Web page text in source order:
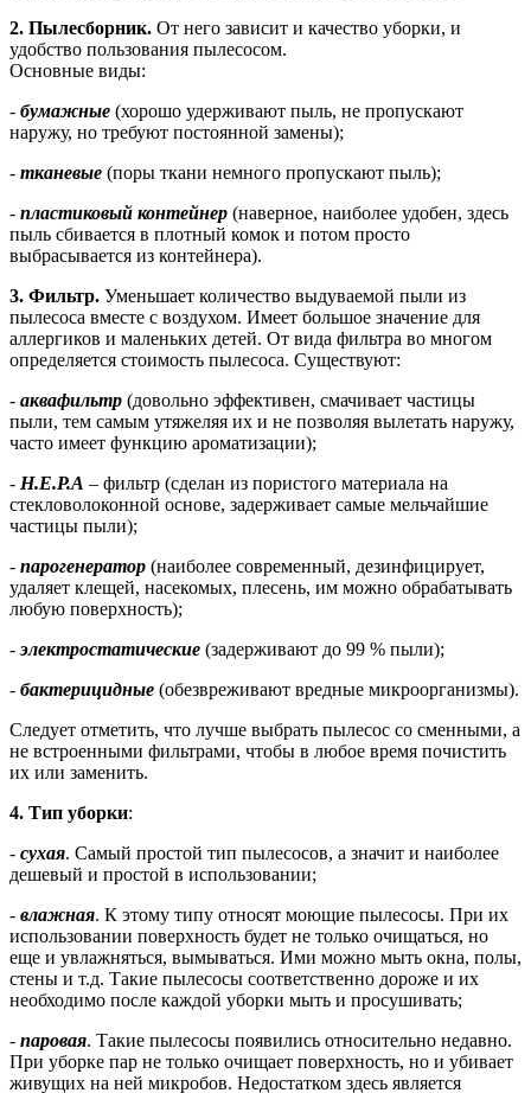
2. Пылесборник. От него зависит и качество уборки, и
удобство пользования пылесосом.
Основные виды:
- бумажные (хорошо удерживают пыль, не пропускают
наружу, но требуют постоянной замены);
- тканевые (поры ткани немного пропускают пыль);
- пластиковый контейнер (наверное, наиболее удобен, здесь
пыль сбивается в плотный комок и потом просто
выбрасывается из контейнера).
3. Фильтр. Уменьшает количество выдуваемой пыли из
пылесоса вместе с воздухом. Имеет большое значение для
аллергиков и маленьких детей. От вида фильтра во многом
определяется стоимость пылесоса. Существуют:
- аквафильтр (довольно эффективен, смачивает частицы
пыли, тем самым утяжеляя их и не позволяя вылетать наружу,
часто имеет функцию ароматизации);
- Н.Е.Р.А – фильтр (сделан из пористого материала на
стекловолоконной основе, задерживает самые мельчайшие
частицы пыли);
- парогенератор (наиболее современный, дезинфицирует,
удаляет клещей, насекомых, плесень, им можно обрабатывать
любую поверхность);
-электростатические (задерживают до 99 % пыли);
- бактерицидные (обезвреживают вредные микроорганизмы).
Следует отметить, что лучше выбрать пылесос со сменными, а
не встроенными фильтрами, чтобы в любое время почистить
их или заменить.
4. Тип уборки:
- сухая. Самый простой тип пылесосов, а значит и наиболее
дешевый и простой в использовании;
- влажная. К этому типу относят моющие пылесосы. При их
использовании поверхность будет не только очищаться, но
еще и увлажняться, вымываться. Ими можно мыть окна, полы,
стены и т.д. Такие пылесосы соответственно дороже и их
необходимо после каждой уборки мыть и просушивать;
- паровая. Такие пылесосы появились относительно недавно.
При уборке пар не только очищает поверхность, но и убивает
живущих на ней микробов. Недостатком здесь является